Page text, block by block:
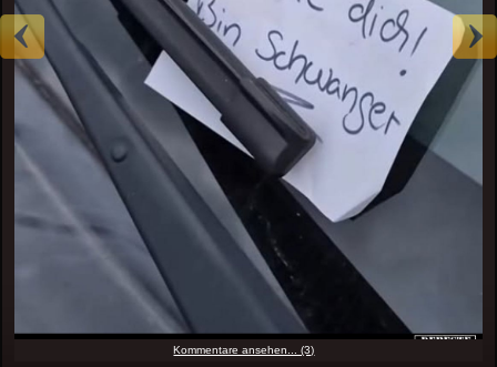
Kommentare ansehen... (3)